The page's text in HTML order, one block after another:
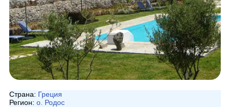
Страна: Греция
Регион: о. Родос